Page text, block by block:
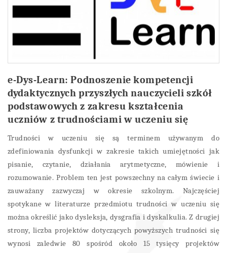
e-Dys-Learn: Podnoszenie kompetencji
dydaktycznych przyszłych nauczycieli szkół
podstawowych z zakresu kształcenia
uczniów z trudnościami w uczeniu się
Trudności w uczeniu się są terminem używanym do
zdefiniowania dysfunkcji w zakresie takich umiejętności jak
pisanie, czytanie, działania arytmetyczne, mówienie i
rozumowanie. Problem ten jest powszechny na całym świecie i
zauważany zazwyczaj w okresie szkolnym. Najczęściej
spotykane w literaturze przedmiotu trudności w uczeniu się
można określić jako dysleksja, dysgrafia i dyskalkulia. Z drugiej
strony, liczba projektów dotyczących powyższych trudności się
wynosi zaledwie 80 spośród około 15 tysięcy projektów